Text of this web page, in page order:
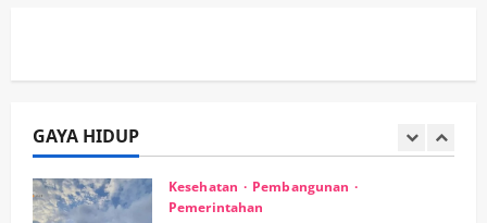
GAYA HIDUP
2
Jaminan Rp 100 Juta?
wartanusa 5 Agustus 2026
Olahraga
Adu Taktik di Atas Rumput Sintetis: